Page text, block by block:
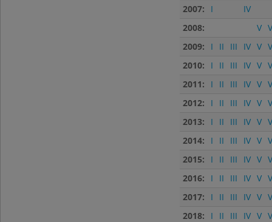
2007: I
IV
2008:
V
2009:
I II III IV V
2010:
I II III IV V
2011:
I II III IV V
2012:
I II III IV V
2013:
I II III IV V
2014:
I II III IV V
2015:
I II III IV V
2016:
I II III IV V
2017:
I II III IV V
2018:
I II III IV V